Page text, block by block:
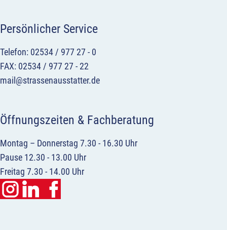
Persönlicher Service
Telefon: 02534 / 977 27 - 0
FAX: 02534 / 977 27 - 22
mail@strassenausstatter.de
Öffnungszeiten & Fachberatung
Montag – Donnerstag 7.30 - 16.30 Uhr
Pause 12.30 - 13.00 Uhr
Freitag 7.30 - 14.00 Uhr